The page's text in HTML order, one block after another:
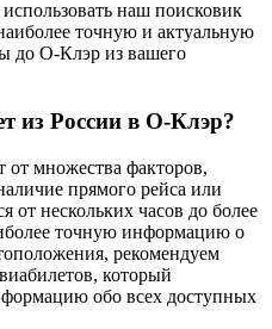
наш поисковик
точную и актуальную
до О-Клэр из вашего
из России в О-Клэр?
от множества факторов,
прямого рейса или
от нескольких часов до более
точную информацию о
рекомендуем
который
обо всех доступных